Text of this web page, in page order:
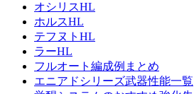
オシリスHL
ホルスHL
テフヌトHL
ラーHL
フルオート編成例まとめ
エニアドシリーズ武器性能一覧